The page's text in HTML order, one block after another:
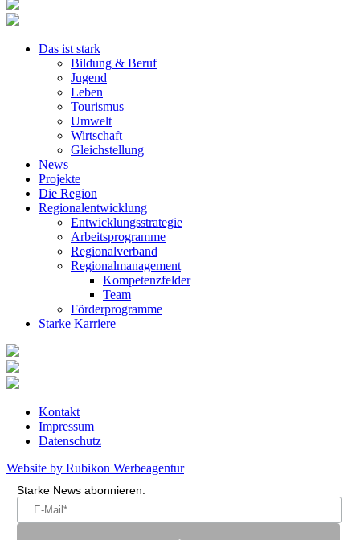
Das ist stark
Bildung & Beruf
Jugend
Leben
Tourismus
Umwelt
Wirtschaft
Gleichstellung
News
Projekte
Die Region
Regionalentwicklung
Entwicklungsstrategie
Arbeitsprogramme
Regionalverband
Regionalmanagement
Kompetenzfelder
Team
Förderprogramme
Starke Karriere
Kontakt
Impressum
Datenschutz
Website by Rubikon Werbeagentur
Starke News abonnieren: